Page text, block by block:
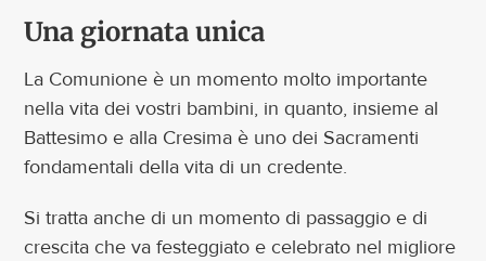
Una giornata unica
La Comunione è un momento molto importante
nella vita dei vostri bambini, in quanto, insieme al
Battesimo e alla Cresima è uno dei Sacramenti
fondamentali della vita di un credente.
Si tratta anche di un momento di passaggio e di
crescita che va festeggiato e celebrato nel migliore